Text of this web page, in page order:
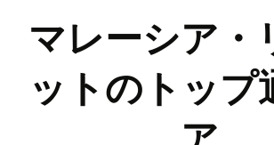
マレーシア・
ットのトップ